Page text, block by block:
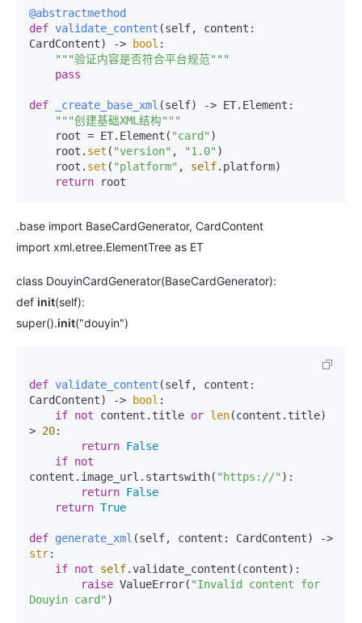
@abstractmethod
def validate_content (self, content:
CardContent) -> bool :
"""验证内容是否符合平台规范"""
pass
def _create_base_xml (self) -> ET.Element:
"""创建基础XML结构"""
    root = ET.Element(
"card" )
    root.
set ( "version" , "1.0" )
    root.
set ( "platform" , self.platform)
return
.base import BaseCardGenerator, CardContent
import xml.etree.ElementTree as ET
class DouyinCardGenerator(BaseCardGenerator):
def init(self):
super().init("douyin")
def validate_content (self, content:
CardContent) -> bool :
if not content.title or len(content.title)
> 20:
return False
if not
content.image_url.startswith( "https://" ):
return False
return True
def generate_xml (self, content: CardContent
str:
if not self.validate_content(content):
raise ValueError( "Invalid content for
Douyin card" )